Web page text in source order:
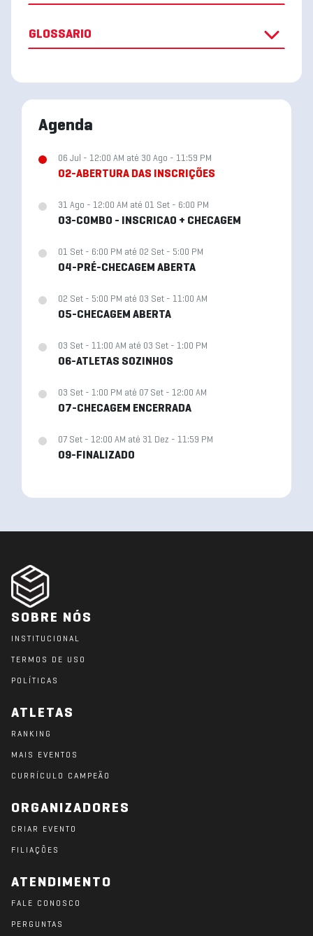
GLOSSARIO
Agenda
06 Jul - 12:00 AM até 30 Ago - 11:59 PM
02-ABERTURA DAS INSCRIÇÕES
31 Ago - 12:00 AM até 01 Set - 6:00 PM
03-COMBO - INSCRICAO + CHECAGEM
01 Set - 6:00 PM até 02 Set - 5:00 PM
04-PRÉ-CHECAGEM ABERTA
02 Set - 5:00 PM até 03 Set - 11:00 AM
05-CHECAGEM ABERTA
03 Set - 11:00 AM até 03 Set - 1:00 PM
06-ATLETAS SOZINHOS
03 Set - 1:00 PM até 07 Set - 12:00 AM
07-CHECAGEM ENCERRADA
07 Set - 12:00 AM até 31 Dez - 11:59 PM
09-FINALIZADO
SOBRE NÓS
INSTITUCIONAL
TERMOS DE USO
POLÍTICAS
ATLETAS
RANKING
MAIS EVENTOS
CURRÍCULO CAMPEÃO
ORGANIZADORES
CRIAR EVENTO
FILIAÇÕES
ATENDIMENTO
FALE CONOSCO
PERGUNTAS